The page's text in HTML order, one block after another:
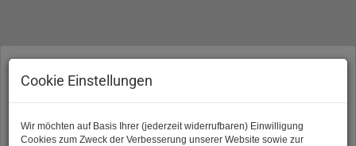
Miete
Objektart
Cookie Einstellungen
Wir möchten auf Basis Ihrer (jederzeit widerrufbaren) Einwilligung
Cookies zum Zweck der Verbesserung unserer Website sowie zur